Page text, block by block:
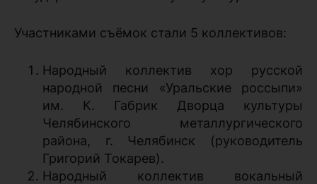
Участниками съёмок стали 5 коллективов:
Народный коллектив хор русской
народной песни «Уральские россыпи»
им. К. Габрик Дворца культуры
Челябинского металлургического
района, г. Челябинск (руководитель
Григорий Токарев).
Народный коллектив вокальный